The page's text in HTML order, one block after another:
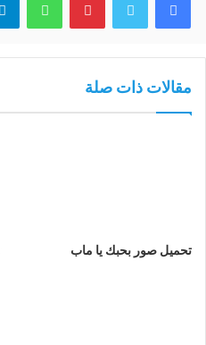
مقالات ذات صلة
تحميل صور بحبك يا ماب